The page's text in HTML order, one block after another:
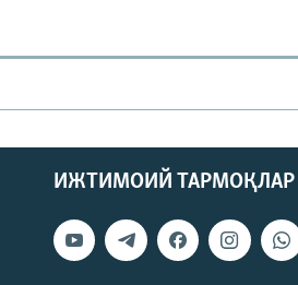
ИЖТИМОИЙ ТАРМОҚЛАР